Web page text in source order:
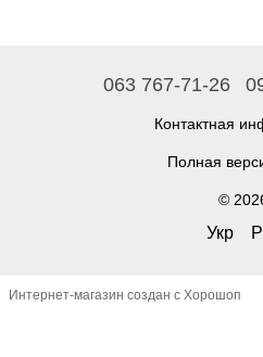
063 767-71-26
Контактная
Полная
©
Укр
Интернет-магазин создан с Хорошоп